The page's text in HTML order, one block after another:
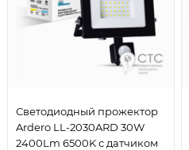
Светодиодный прожектор
Ardero LL-2030ARD 30W
2400Lm 6500K с датчиком